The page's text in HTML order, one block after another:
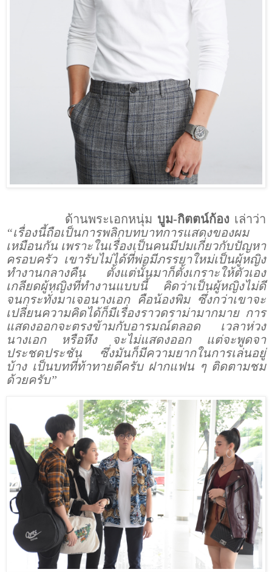
ด้านพระเอกหนุ่ม บูม-กิตตน์ก้อง เล่าว่า
“เรื่องนี้ถือเป็นการพลิกบทบาทการแสดงของผม
เหมือนกัน เพราะในเรื่องเป็นคนมีปมเกี่ยวกับปัญหา
ครอบครัว เขารับไม่ได้ที่พ่อมีภรรยาใหม่เป็นผู้หญิง
ทำงานกลางคืน ตั้งแต่นั้นมาก็ตั้งเกราะให้ตัวเอง
เกลียดผู้หญิงที่ทำงานแบบนี้ คิดว่าเป็นผู้หญิงไม่ดี
จนกระทั่งมาเจอนางเอก คือน้องพิม ซึ่งกว่าเขาจะ
เปลี่ยนความคิดได้ก็มีเรื่องราวดราม่ามากมาย การ
แสดงออกจะตรงข้ามกับอารมณ์ตลอด เวลาห่วง
นางเอก หรือหึง จะไม่แสดงออก แต่จะพูดจา
ประชดประชัน ซึ่งมันก็มีความยากในการเล่นอยู่
บ้าง เป็นบทที่ท้าทายดีครับ ฝากแฟน ๆ ติดตามชม
ด้วยครับ”